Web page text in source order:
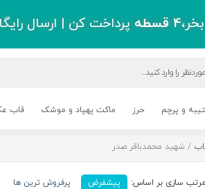
4 قسطه پرداخت کن | ارسال
و پرچم حرز ماکت پهپاد و موشک قاب
/ شهید محمدباقر صدر
پیشفرض پرفروش ترین ها